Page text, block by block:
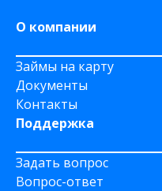
О компании
Займы на карту
Документы
Контакты
Поддержка
Задать вопрос
Вопрос-ответ